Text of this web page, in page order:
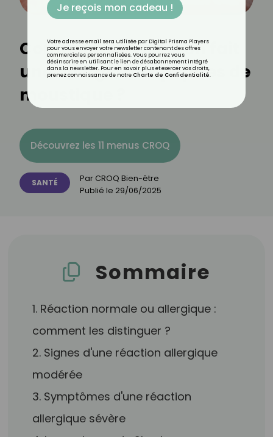
Comment savoir si on fait
une allergie aux piqûres de
moustique ?
Découvrez les 11 menus CROQ
SANTÉ Par CROQ Bien-être
Publié le 29/06/2025
Sommaire
1. Réaction normale ou allergique :
comment les distinguer ?
2. Signes d'une réaction allergique
modérée
3. Symptômes d'une réaction
allergique sévère
Je reçois mon cadeau !
Votre adresse email sera utilisée par Digital Prisma Players
pour vous envoyer votre newsletter contenant des offres
commerciales personnalisées. Vous pourrez vous
désinscrire en utilisant le lien de désabonnement intégré
dans la newsletter. Pour en savoir plus et exercer vos droits,
prenez connaissance de notre Charte de Confidentialité.